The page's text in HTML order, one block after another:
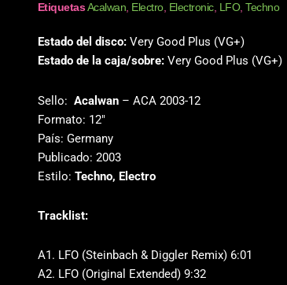
EtiquetasAcalwan, Electro, Electronic, LFO,Techno
Estado del disco:Very Good Plus (VG+)
Estado de la caja/sobre:Very Good Plus (VG+)
Sello: Acalwan‎– ACA 2003-12
Formato: 12″
País: Germany
Publicado: 2003
Estilo: Techno, Electro
Tracklist:
A1. LFO (Steinbach & Diggler Remix) 6:01
A2. LFO (Original Extended) 9:32